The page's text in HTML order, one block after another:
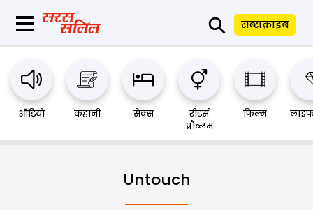
⚲ सब्सक्राइब
ऑडियो कहानी सेक्स
रीडर्स
प्रौब्लम
फिल्म
Untouch